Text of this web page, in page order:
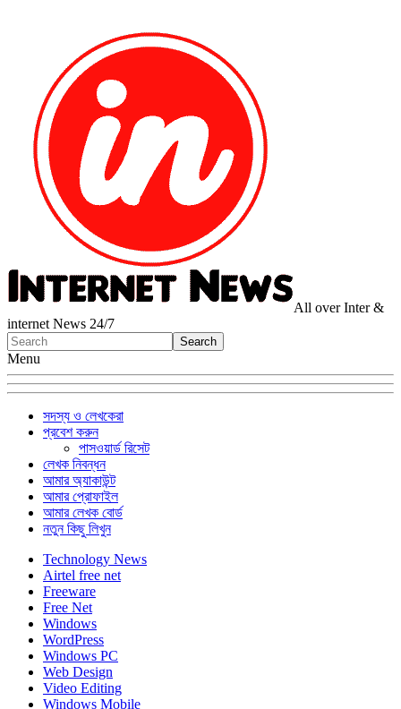
All over Inter &
internet News 24/7
Menu
সদস্য ও লেখকেরা
প্রবেশ করুন
পাসওয়ার্ড রিসেট
লেখক নিবন্ধন
আমার অ্যাকাউন্ট
আমার প্রোফাইল
আমার লেখক বোর্ড
নতুন কিছু লিখুন
Technology News
Airtel free net
Freeware
Free Net
Windows
WordPress
Windows PC
Web Design
Video Editing
Windows Mobile